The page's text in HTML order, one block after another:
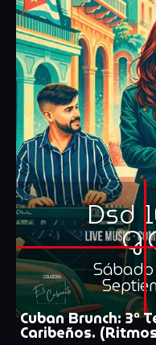
Dsd
Cuban Brunch: 3ª
Caribeños.